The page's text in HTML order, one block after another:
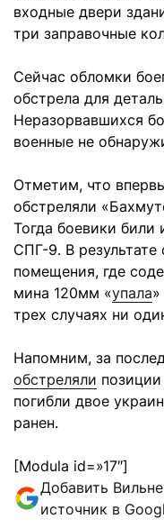
входные двери
три заправочные
Сейчас обломки
обстрела для
Неразорвавшихся
военные не
Отметим, что
обстреляли
Тогда боевики били
СПГ-9. В
помещения, где
мина 120мм «упала
трех случаях ни
Напомним, за
обстреляли позиции
погибли двое
ранен.
[Modula id=»17″]
Добавить
источник в